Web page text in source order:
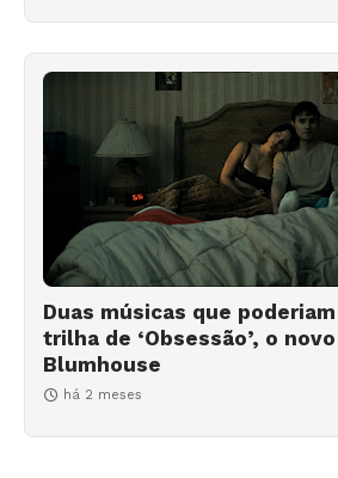
Duas músicas que
trilha de ‘Obsessão’, o
Blumhouse
há 2 meses